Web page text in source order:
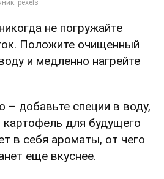
не погружайте
Положите очищенный
и медленно нагрейте
– добавьте специи в воду,
картофель для будущего
в себя ароматы, от чего
еще вкуснее.